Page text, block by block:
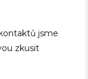
jsme
zkusit